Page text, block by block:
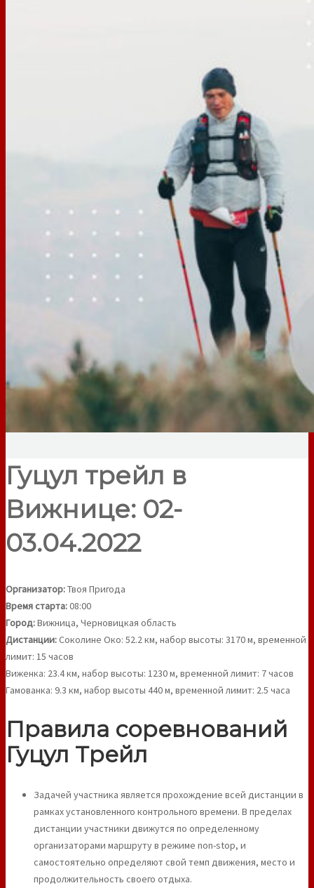
Гуцул трейл в
Вижнице: 02-
03.04.2022
Организатор:Твоя Пригода
Время старта:08:00
Город:Вижница, Черновицкая область
Дистанции:Соколине Око: 52.2 км, набор высоты: 3170 м, временной
лимит: 15 часов
Виженка: 23.4 км, набор высоты: 1230 м, временной лимит: 7 часов
Гамованка: 9.3 км, набор высоты 440 м, временной лимит: 2.5 часа
Правила соревнований
Гуцул Трейл
Задачей участника является прохождение всей дистанции в
рамках установленного контрольного времени. В пределах
дистанции участники движутся по определенному
организаторами маршруту в режиме non-stop, и
самостоятельно определяют свой темп движения, место и
продолжительность своего отдыха.